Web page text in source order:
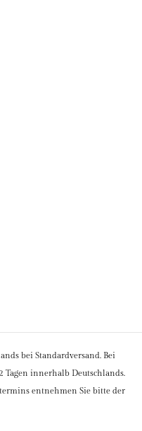
bei Standardversand. Bei
Tagen innerhalb Deutschlands.
entnehmen Sie bitte der